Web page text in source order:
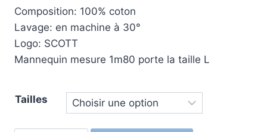
Composition: 100% coton
Lavage: en machine à 30°
Logo: SCOTT
Mannequin mesure 1m80 porte la taille L
Tailles